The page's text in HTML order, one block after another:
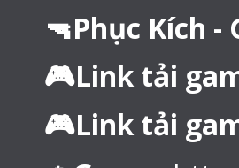
🔫Phục Kích -
🎮Link tải
🎮Link tải